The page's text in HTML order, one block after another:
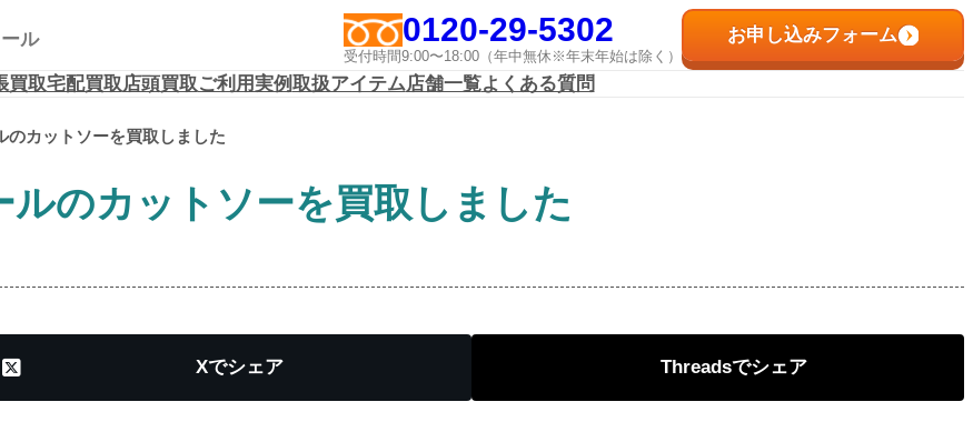
ル 0120-29-5302
受付時間9:00〜18:00（年中無休※年末年始は除く）
お申し込みフォーム
買取宅配買取店頭買取ご利用実例取扱アイテム店舗一覧よくある質問
のカットソーを買取しました
のカットソーを買取しました
X Threads